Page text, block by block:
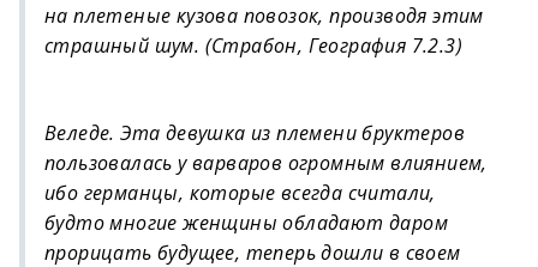
на плетеные кузова повозок, производя этим
страшный шум. (Страбон, География 7.2.3)
Веледе. Эта девушка из племени бруктеров
пользовалась у варваров огромным влиянием,
ибо германцы, которые всегда считали,
будто многие женщины обладают даром
прорицать будущее, теперь дошли в своем